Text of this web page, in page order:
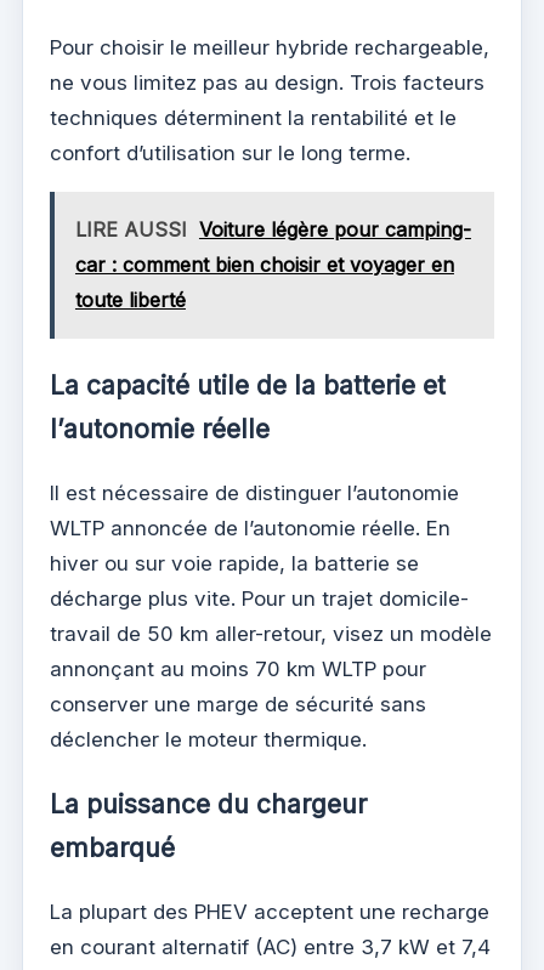
Pour choisir le meilleur hybride rechargeable,
ne vous limitez pas au design. Trois facteurs
techniques déterminent la rentabilité et le
confort d’utilisation sur le long terme.
LIRE AUSSI Voiture légère pour camping-
car : comment bien choisir et voyager en
toute liberté
La capacité utile de la batterie et
l’autonomie réelle
Il est nécessaire de distinguer l’autonomie
WLTP annoncée de l’autonomie réelle. En
hiver ou sur voie rapide, la batterie se
décharge plus vite. Pour un trajet domicile-
travail de 50 km aller-retour, visez un modèle
annonçant au moins 70 km WLTP pour
conserver une marge de sécurité sans
déclencher le moteur thermique.
La puissance du chargeur
embarqué
La plupart des PHEV acceptent une recharge
en courant alternatif (AC) entre 3,7 kW et 7,4